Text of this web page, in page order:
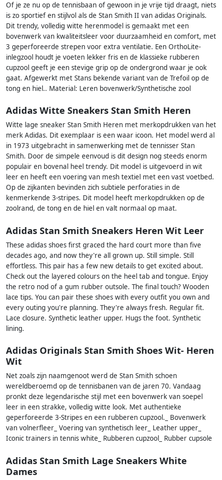
Of je ze nu op de tennisbaan of gewoon in je vrije tijd draagt, niets
is zo sportief en stijlvol als de Stan Smith II van adidas Originals.
Dit trendy, volledig witte herenmodel is gemaakt met een
bovenwerk van kwaliteitsleer voor duurzaamheid en comfort, met
3 geperforeerde strepen voor extra ventilatie. Een OrthoLite-
inlegzool houdt je voeten lekker fris en de klassieke rubberen
cupzool geeft je een stevige grip op de ondergrond waar je ook
gaat. Afgewerkt met Stans bekende variant van de Trefoil op de
tong en hiel.. Material: Leren bovenwerk/Synthetische zool
Adidas Witte Sneakers Stan Smith Heren
Witte lage sneaker Stan Smith Heren met merkopdrukken van het
merk Adidas. Dit exemplaar is een waar icoon. Het model werd al
in 1973 uitgebracht in samenwerking met de tennisser Stan
Smith. Door de simpele eenvoud is dit design nog steeds enorm
populair en bovenal heel trendy. Dit model is uitgevoerd in wit
leer en heeft een voering van mesh textiel met een vast voetbed.
Op de zijkanten bevinden zich subtiele perforaties in de
kenmerkende 3-stripes. Dit model heeft merkopdrukken op de
zoolrand, de tong en de hiel en valt normaal op maat.
Adidas Stan Smith Sneakers Heren Wit Leer
These adidas shoes first graced the hard court more than five
decades ago, and now they're all grown up. Still simple. Still
effortless. This pair has a few new details to get excited about.
Check out the layered colours on the heel tab and tongue. Enjoy
the retro nod of a gum rubber outsole. The final touch? Wooden
lace tips. You can pair these shoes with every outfit you own and
every outing you're planning. They're always fresh. Regular fit.
Lace closure. Synthetic leather upper. Hugs the foot. Synthetic
lining.
Adidas Originals Stan Smith Shoes Wit- Heren
Wit
Net zoals zijn naamgenoot werd de Stan Smith schoen
wereldberoemd op de tennisbanen van de jaren 70. Vandaag
pronkt deze legendarische stijl met een bovenwerk van soepel
leer in een strakke, volledig witte look. Met authentieke
geperforeerde 3-Stripes en een rubberen cupzool._ Bovenwerk
van volnerfleer_ Voering van synthetisch leer_ Leather upper_
Iconic trainers in tennis white_ Rubberen cupzool_ Rubber cupsole
Adidas Stan Smith Lage Sneakers White
Dames